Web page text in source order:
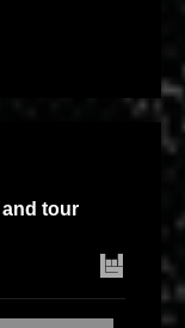
tour